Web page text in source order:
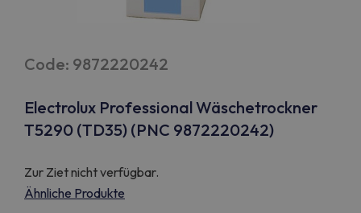
Code: 9872220242
Electrolux Professional Wäschetrockner
T5290 (TD35) (PNC 9872220242)
Zur Ziet nicht verfügbar.
Ähnliche Produkte